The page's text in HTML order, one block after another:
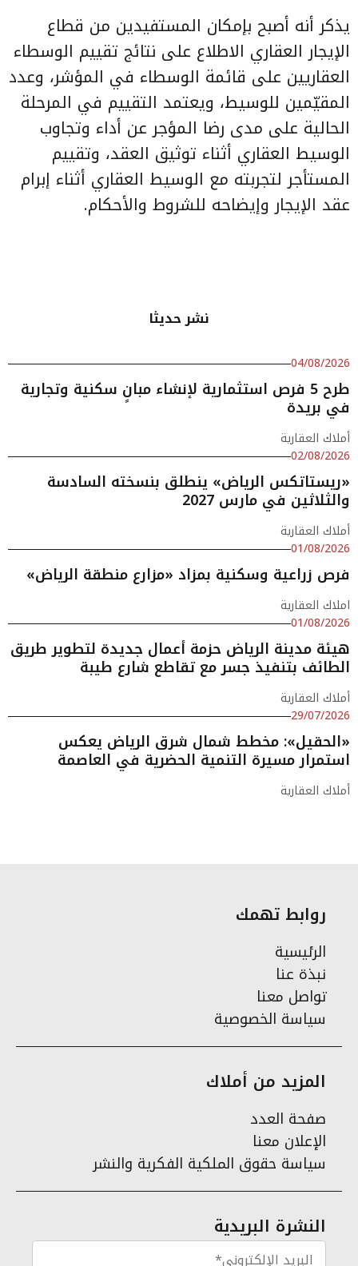
يذكر أنه أصبح بإمكان المستفيدين من قطاع
الإيجار العقاري الاطلاع على نتائج تقييم الوسطاء
العقاريين على قائمة الوسطاء في المؤشر، وعدد
المقيّمين للوسيط، ويعتمد التقييم في المرحلة
الحالية على مدى رضا المؤجر عن أداء وتجاوب
الوسيط العقاري أثناء توثيق العقد، وتقييم
المستأجر لتجربته مع الوسيط العقاري أثناء إبرام
عقد الإيجار وإيضاحه للشروط والأحكام.
نشر حديثا
04/08/2026
طرح 5 فرص استثمارية لإنشاء مبانٍ سكنية وتجارية
في بريدة
أملاك العقارية
02/08/2026
«ريستاتكس الرياض» ينطلق بنسخته السادسة
والثلاثين في مارس 2027
أملاك العقارية
01/08/2026
فرص زراعية وسكنية بمزاد «مزارع منطقة الرياض»
املاك العقارية
01/08/2026
هيئة مدينة الرياض حزمة أعمال جديدة لتطوير طريق
الطائف بتنفيذ جسر مع تقاطع شارع طيبة
أملاك العقارية
29/07/2026
«الحقيل»: مخطط شمال شرق الرياض يعكس
استمرار مسيرة التنمية الحضرية في العاصمة
أملاك العقارية
روابط تهمك
الرئيسية
نبذة عنا
تواصل معنا
سياسة الخصوصية
المزيد من أملاك
صفحة العدد
الإعلان معنا
سياسة حقوق الملكية الفكرية والنشر
النشرة البريدية